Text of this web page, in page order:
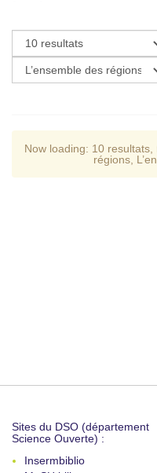
Now loading: 10 resultats
régions,
Sites du DSO (département
Science Ouverte) :
Insermbiblio